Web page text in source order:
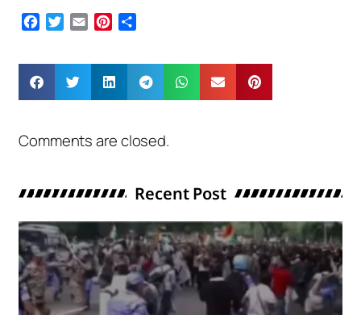
Facebook
Twitter
Email Pinterest
Comments are closed.
Recent Post